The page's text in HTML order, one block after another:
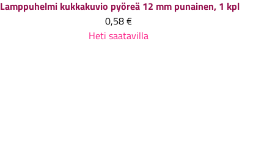
Lamppuhelmi kukkakuvio pyöreä 12 mm punainen, 1 kpl
0,58 €
Heti saatavilla